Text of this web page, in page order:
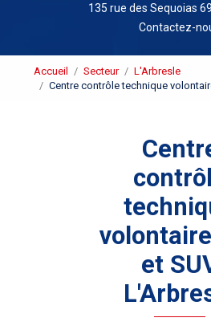
135 rue des Sequoias
Contactez-
Accueil Secteur
L'Arbresle
Centre contrôle technique
et